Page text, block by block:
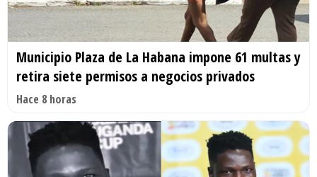
Municipio Plaza de La Habana impone 61 multas y
retira siete permisos a negocios privados
Hace 8 horas